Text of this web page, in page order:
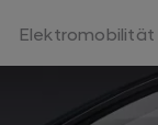
Elektromobilität